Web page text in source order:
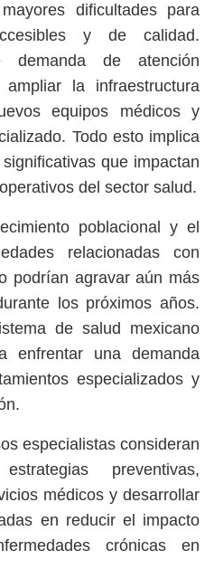
dificultades para
y de calidad.
demanda de atención
la infraestructura
equipos médicos y
Todo esto implica
que impactan
del sector salud.
poblacional y el
relacionadas con
podrían agravar aún más
los próximos años.
de salud mexicano
enfrentar una demanda
especializados y
especialistas consideran
preventivas,
médicos y desarrollar
en reducir el impacto
crónicas en